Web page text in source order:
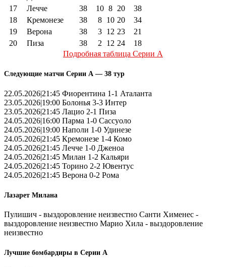
17
Лечче 38 10 8 20
38
18
Кремонезе 38 8 10 20
34
19
Верона 38 3 12 23
21
20
Пиза 38 2 12 24
18
Подробная таблица Серии А
Следующие матчи Серии А — 38 тур
22.05.2026|21:45 Фиорентина 1-1 Аталанта
23.05.2026|19:00 Болонья 3-3 Интер
23.05.2026|21:45 Лацио 2-1 Пиза
24.05.2026|16:00 Парма 1-0 Сассуоло
24.05.2026|19:00 Наполи 1-0 Удинезе
24.05.2026|21:45 Кремонезе 1-4 Комо
24.05.2026|21:45 Лечче 1-0 Дженоа
24.05.2026|21:45 Милан 1-2 Кальяри
24.05.2026|21:45 Торино 2-2 Ювентус
24.05.2026|21:45 Верона 0-2 Рома
Лазарет Милана
Пулишич - выздоровление неизвестно Санти Хименес -
выздоровление неизвестно Марио Хила - выздоровление
неизвестно
Лучшие бомбардиры в Серии А